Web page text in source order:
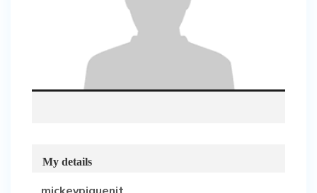
My details